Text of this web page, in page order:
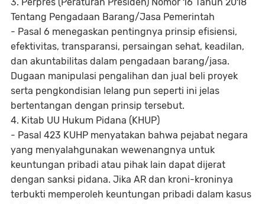
Tentang Pengadaan Barang/Jasa Pemerintah
- Pasal 6 menegaskan pentingnya prinsip efisiensi,
efektivitas, transparansi, persaingan sehat, keadilan,
dan akuntabilitas dalam pengadaan barang/jasa.
Dugaan manipulasi pengalihan dan jual beli proyek
serta pengkondisian lelang pun seperti ini jelas
bertentangan dengan prinsip tersebut.
4. Kitab UU Hukum Pidana (KHUP)
- Pasal 423 KUHP menyatakan bahwa pejabat negara
yang menyalahgunakan wewenangnya untuk
keuntungan pribadi atau pihak lain dapat dijerat
dengan sanksi pidana. Jika AR dan kroni-kroninya
terbukti memperoleh keuntungan pribadi dalam kasus